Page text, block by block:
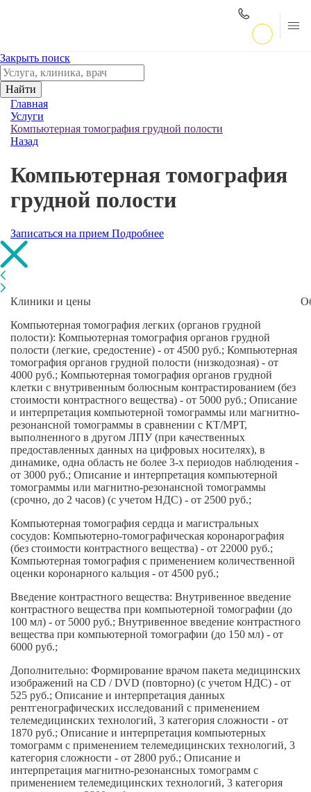
Закрыть поиск
Найти
Главная
Услуги
Компьютерная томография грудной полости
Назад
Компьютерная томография
грудной полости
Записаться на прием Подробнее
Клиники и цены
Компьютерная томография легких (органов грудной
полости): Компьютерная томография органов грудной
полости (легкие, средостение) - от 4500 руб.; Компьютерная
томография органов грудной полости (низкодозная) - от
4000 руб.; Компьютерная томография органов грудной
клетки с внутривенным болюсным контрастированием (без
стоимости контрастного вещества) - от 5000 руб.; Описание
и интерпретация компьютерной томограммы или магнитно-
резонансной томограммы в сравнении с КТ/МРТ,
выполненного в другом ЛПУ (при качественных
предоставленных данных на цифровых носителях), в
динамике, одна область не более 3-х периодов наблюдения -
от 3000 руб.; Описание и интерпретация компьютерной
томограммы или магнитно-резонансной томограммы
(срочно, до 2 часов) (с учетом НДС) - от 2500 руб.;
Компьютерная томография сердца и магистральных
сосудов: Компьютерно-томографическая коронарография
(без стоимости контрастного вещества) - от 22000 руб.;
Компьютерная томография с применением количественной
оценки коронарного кальция - от 4500 руб.;
Введение контрастного вещества: Внутривенное введение
контрастного вещества при компьютерной томографии (до
100 мл) - от 5000 руб.; Внутривенное введение контрастного
вещества при компьютерной томографии (до 150 мл) - от
6000 руб.;
Дополнительно: Формирование врачом пакета медицинских
изображений на CD / DVD (повторно) (с учетом НДС) - от
525 руб.; Описание и интерпретация данных
рентгенографических исследований с применением
телемедицинских технологий, 3 категория сложности - от
1870 руб.; Описание и интерпретация компьютерных
томограмм с применением телемедицинских технологий, 3
категория сложности - от 2800 руб.; Описание и
интерпретация магнитно-резонансных томограмм с
применением телемедицинских технологий, 3 категория